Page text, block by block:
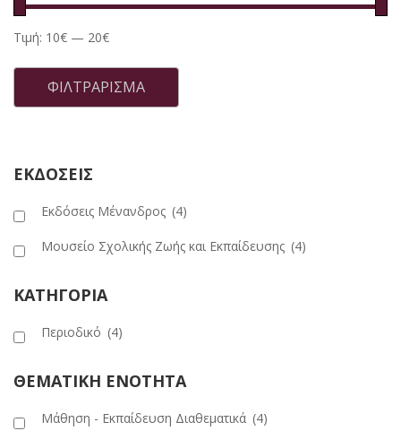
Ελάχιστη
Μέγιστη
ΦΙΛΤΡΆΡΙΣΜΑ
Τιμή: 10€ — 20€
ΕΚΔΟΣΕΙΣ
Εκδόσεις Μένανδρος (4)
Μουσείο Σχολικής Ζωής και Εκπαίδευσης (4)
ΚΑΤΗΓΟΡΙΑ
Περιοδικό (4)
ΘΕΜΑΤΙΚΗ ΕΝΟΤΗΤΑ
Μάθηση - Εκπαίδευση Διαθεματικά (4)